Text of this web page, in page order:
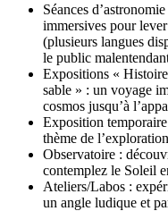
Séances
immersives pour
(plusieurs langues
le public
Expositions «
sable » : un voyage
cosmos jusqu’à
Exposition
thème de
Observatoire :
contemplez le Soleil
Ateliers/Labos :
un angle ludique et